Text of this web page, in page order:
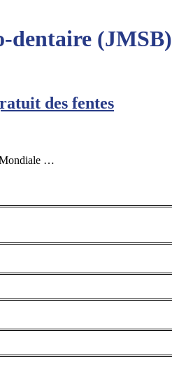
dentaire (JMSB)
des fentes
Mondiale …